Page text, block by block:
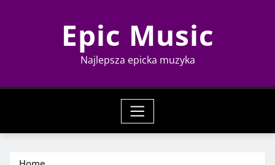
Epic Music
Najlepsza epicka muzyka